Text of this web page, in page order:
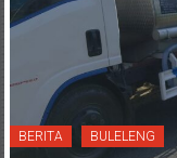
BERITA BULELENG